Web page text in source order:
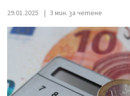
29.01.2025 3 мин. за четене